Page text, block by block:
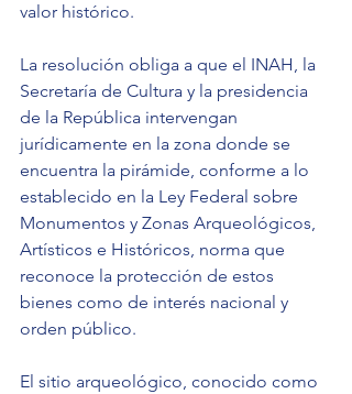
valor histórico.
La resolución obliga a que el INAH, la
Secretaría de Cultura y la presidencia
de la República intervengan
jurídicamente en la zona donde se
encuentra la pirámide, conforme a lo
establecido en la Ley Federal sobre
Monumentos y Zonas Arqueológicos,
Artísticos e Históricos, norma que
reconoce la protección de estos
bienes como de interés nacional y
orden público.
El sitio arqueológico, conocido como